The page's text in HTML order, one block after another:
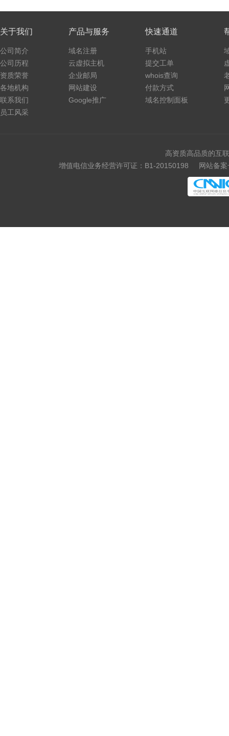
关于我们
公司简介
公司历程
资质荣誉
各地机构
联系我们
员工风采
产品与服务
域名注册
云虚拟主机
企业邮局
网站建设
Google推广
快速通道
手机站
提交工单
whois查询
付款方式
域名控制面板
高资质高品质的互
增值电信业务经营许可证：B1-20150198
网站备